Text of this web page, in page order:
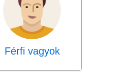
Férfi vagyok